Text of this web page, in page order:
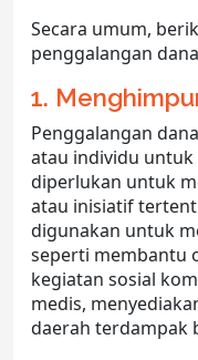
Secara umum,
penggalangan
1.
Penggalangan
atau individu
diperlukan untuk
atau inisiatif
digunakan untuk
seperti membantu
kegiatan sosial
medis,
daerah terdampak